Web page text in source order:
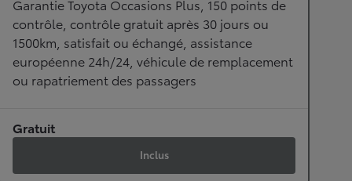
Garantie Toyota Occasions Plus, 150 points de
contrôle, contrôle gratuit après 30 jours ou
1500km, satisfait ou échangé, assistance
européenne 24h/24, véhicule de remplacement
ou rapatriement des passagers
Gratuit
Inclus